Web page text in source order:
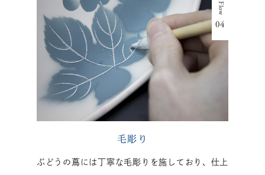
毛彫り
ぶどうの蔦には丁寧な毛彫りを施しており、仕上